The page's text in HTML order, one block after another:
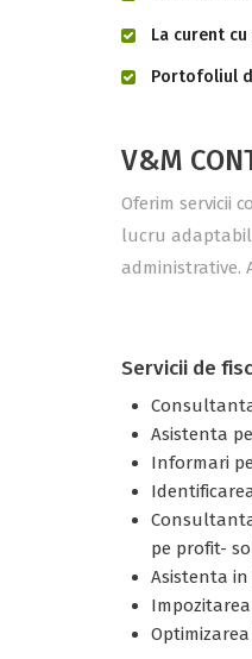
La curent
Portofoliul
V&M
Oferim servicii
lucru adaptabil
administrative.
Servicii de
Asistenta
Informari
pe profit-
Asistenta